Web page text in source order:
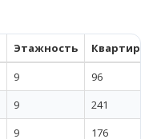
Этажность
Квартиры
9
96
9
241
9 176